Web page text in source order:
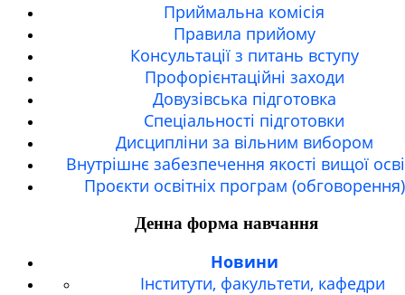
Приймальна комісія
Правила прийому
Консультації з питань вступу
Профорієнтаційні заходи
Довузівська підготовка
Спецiальностi підготовки
Дисципліни за вільним вибором
Внутрішнє забезпечення якості вищої
Проєкти освітніх програм (обговорення)
Денна форма навчання
Новини
Інститути, факультети, кафедри